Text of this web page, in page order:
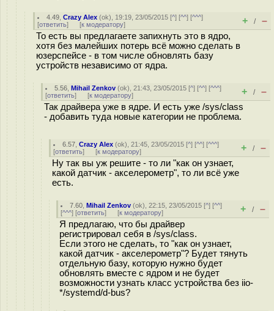
4.49 ,Crazy Alex (ok), 19:19, 23/05/2015 [^] [^^] [^^^]
[ответить] [к модератору] + / –
То есть вы предлагаете запихнуть это в ядро,
хотя без малейших потерь всё можно сделать в
юзерспейсе - в том числе обновлять базу
устройств независимо от ядра.
5.56 ,Mihail Zenkov (ok), 21:43, 23/05/2015 [^] [^^] [^^^]
[ответить] [к модератору] + / –
Так драйвера уже в ядре. И есть уже /sys/class
- добавить туда новые категории не проблема.
6.57 ,Crazy Alex (ok), 21:45, 23/05/2015 [^] [^^] [^^^]
[ответить] [к модератору] + / –
Ну так вы уж решите - то ли "как он узнает,
какой датчик - акселерометр", то ли всё уже
есть.
7.60 ,Mihail Zenkov (ok), 22:15, 23/05/2015 [^] [^^]
[^^^] [ответить] [к модератору] + / –
Я предлагаю, что бы драйвер
регистрировал себя в /sys/class.
Если этого не сделать, то "как он узнает,
какой датчик - акселерометр"? Будет тянуть
отдельную базу, которую нужно будет
обновлять вместе с ядром и не будет
возможности узнать класс устройства без iio-
*/systemd/d-bus?